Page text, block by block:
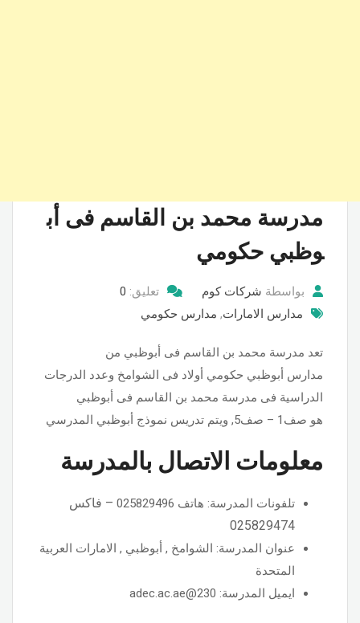
مدرسة محمد بن القاسم فى أب
وظبي حكومي
بواسطة شركات كوم تعليق: 0
مدارس الامارات, مدارس حكومي
تعد مدرسة محمد بن القاسم فى أبوظبي من
مدارس أبوظبي حكومي أولاد فى الشوامخ وعدد الدرجات
الدراسية فى مدرسة محمد بن القاسم فى أبوظبي
هو صف1 – صف5, ويتم تدريس نموذج أبوظبي المدرسي
معلومات الاتصال بالمدرسة
تلفونات المدرسة: هاتف 025829496 – فاكس
025829474
عنوان المدرسة: الشوامخ , أبوظبي , الامارات العربية
المتحدة
ايميل المدرسة: 230@adec.ac.ae